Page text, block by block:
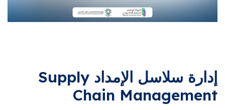
إدارة سلاسل الإمداد Supply
Chain Management